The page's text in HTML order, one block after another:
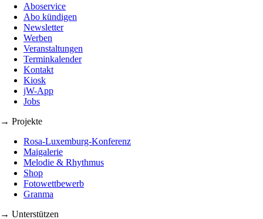
Aboservice
Abo kündigen
Newsletter
Werben
Veranstaltungen
Terminkalender
Kontakt
Kiosk
jW-App
Jobs
→ Projekte
Rosa-Luxemburg-Konferenz
Maigalerie
Melodie & Rhythmus
Shop
Fotowettbewerb
Granma
→ Unterstützen